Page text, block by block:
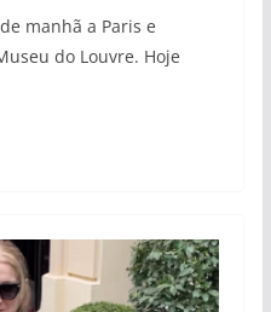
manhã a Paris e
do Louvre. Hoje